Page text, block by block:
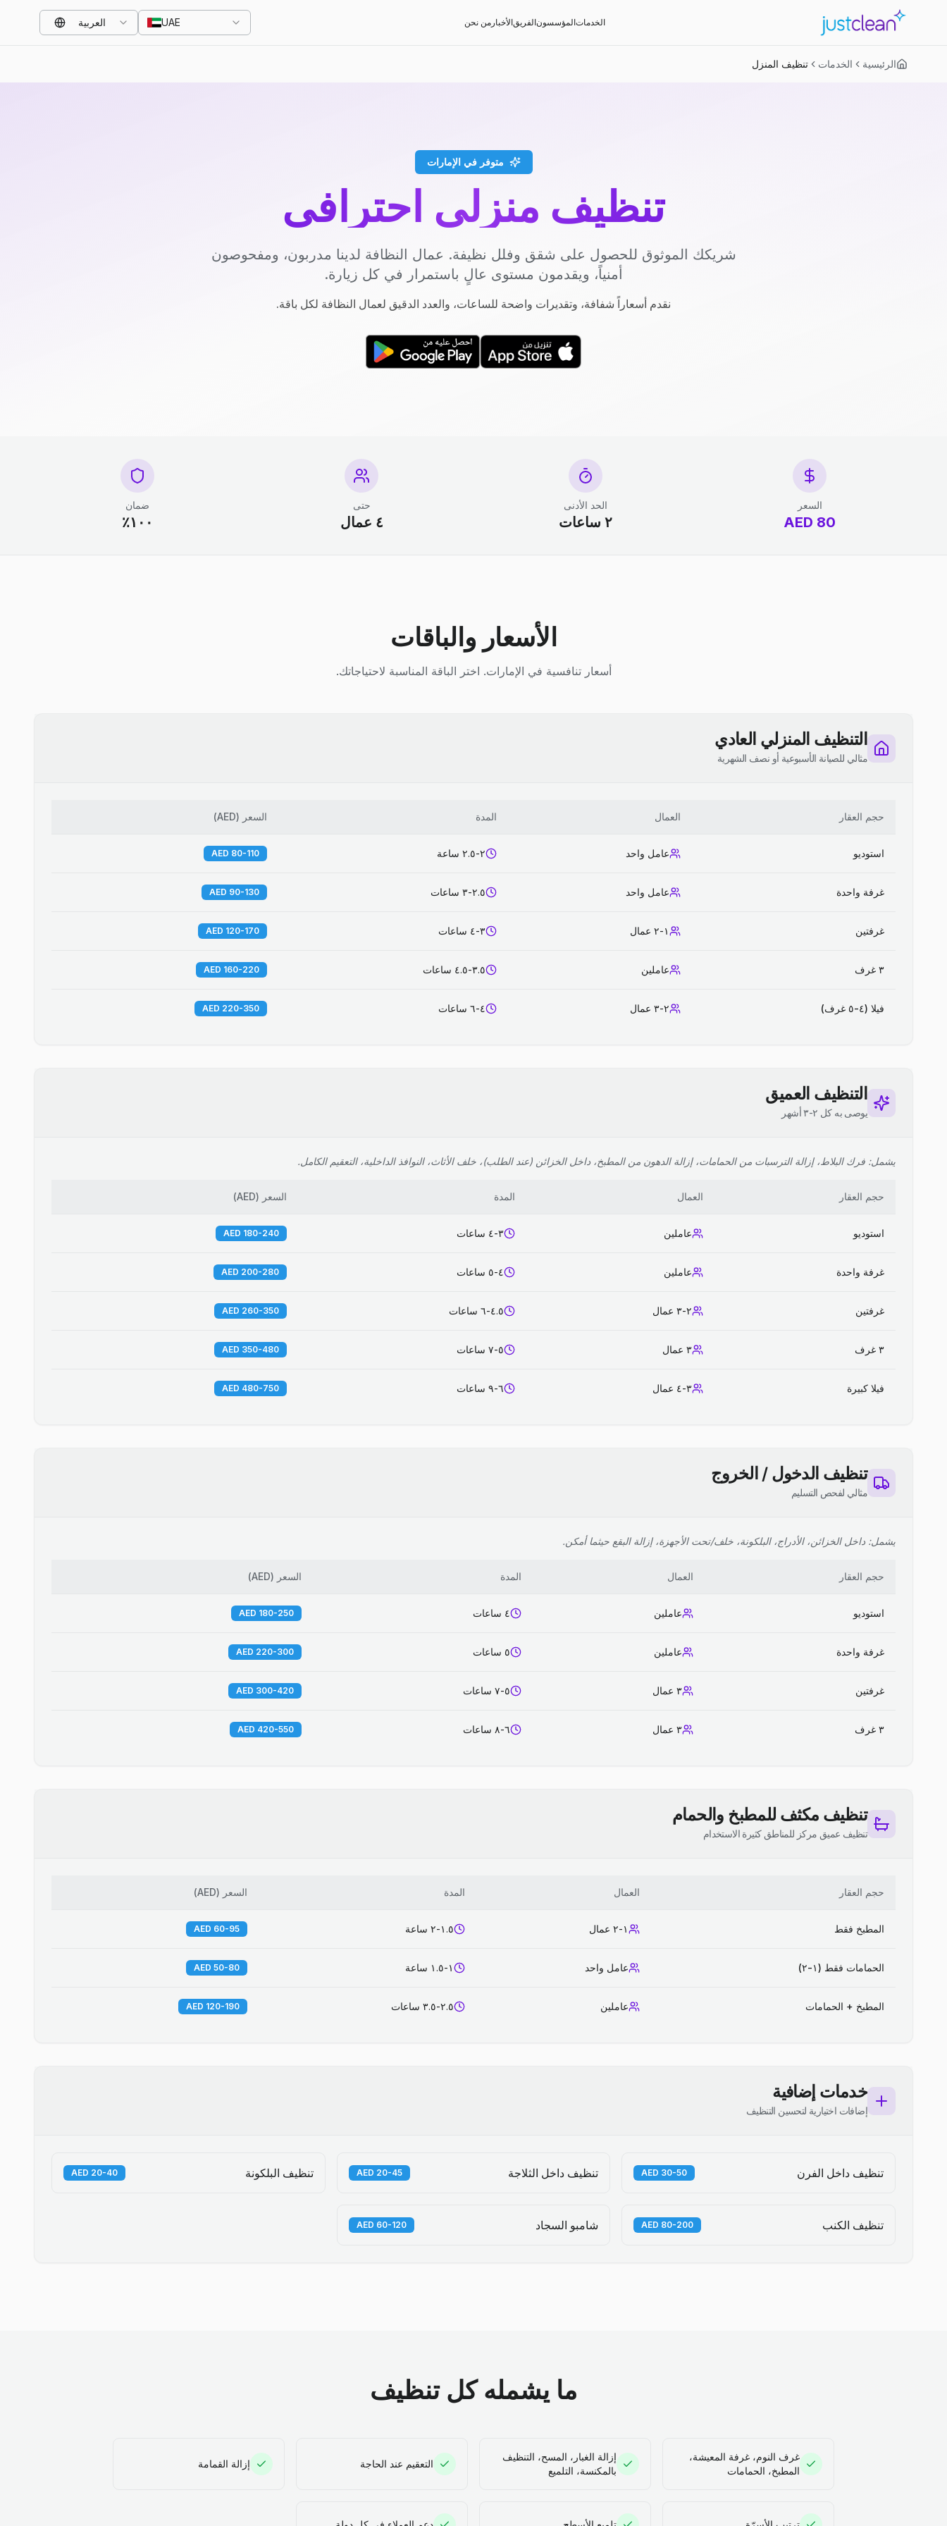
الخدماتالمؤسسونالفريقالأخبار من نحن UAE العربية
الرئيسية الخدمات تنظيف المنزل
متوفر في الإمارات
تنظيف منزلي احترافي
شريكك الموثوق للحصول على شقق وفلل نظيفة. عمال النظافة لدينا مدربون، ومفحوصون
أمنياً، ويقدمون مستوى عالٍ باستمرار في كل زيارة.
نقدم أسعاراً شفافة، وتقديرات واضحة للساعات، والعدد الدقيق لعمال النظافة لكل باقة.
السعر
80 AED
الحد الأدنى
٢ ساعات
حتى
٤ عمال
ضمان
١٠٠٪
الأسعار والباقات
أسعار تنافسية في الإمارات. اختر الباقة المناسبة لاحتياجاتك.
التنظيف المنزلي العادي
مثالي للصيانة الأسبوعية أو نصف الشهرية
حجم العقار العمال المدة السعر (
AED
)
استوديو عامل واحد ٢-٢.٥ ساعة 80-110 AED
غرفة واحدة عامل واحد ٢.٥-٣ ساعات 90-130 AED
غرفتين ١-٢ عمال ٣-٤ ساعات 120-170 AED
٣ غرف عاملين ٣.٥-٤.٥ ساعات 160-220 AED
فيلا (٤-٥ غرف) ٢-٣ عمال ٤-٦ ساعات 220-350 AED
التنظيف العميق
يوصى به كل ٢-٣ أشهر
يشمل: فرك البلاط، إزالة الترسبات من الحمامات، إزالة الدهون من المطبخ، داخل الخزائن (عند الطلب)، خلف الأثاث، النوافذ الداخلية، التعقيم الكامل.
حجم العقار العمال المدة السعر (
AED
)
استوديو عاملين ٣-٤ ساعات 180-240 AED
غرفة واحدة عاملين ٤-٥ ساعات 200-280 AED
غرفتين ٢-٣ عمال ٤.٥-٦ ساعات 260-350 AED
٣ غرف ٣ عمال ٥-٧ ساعات 350-480 AED
فيلا كبيرة ٣-٤ عمال ٦-٩ ساعات 480-750 AED
تنظيف الدخول / الخروج
مثالي لفحص التسليم
يشمل: داخل الخزائن، الأدراج، البلكونة، خلف/تحت الأجهزة، إزالة البقع حيثما أمكن.
حجم العقار العمال المدة السعر (
AED
)
استوديو عاملين ٤ ساعات 180-250 AED
غرفة واحدة عاملين ٥ ساعات 220-300 AED
غرفتين ٣ عمال ٥-٧ ساعات 300-420 AED
٣ غرف ٣ عمال ٦-٨ ساعات 420-550 AED
تنظيف مكثف للمطبخ والحمام
تنظيف عميق مركز للمناطق كثيرة الاستخدام
حجم العقار العمال المدة السعر (
AED
)
المطبخ فقط ١-٢ عمال ١.٥-٢ ساعة 60-95 AED
الحمامات فقط (١-٢) عامل واحد ١-١.٥ ساعة 50-80 AED
المطبخ + الحمامات عاملين ٢.٥-٣.٥ ساعات 120-190 AED
خدمات إضافية
إضافات اختيارية لتحسين التنظيف
تنظيف داخل الفرن 30-50 AED تنظيف داخل الثلاجة 20-45 AED تنظيف البلكونة 20-40 AED
تنظيف الكنب 80-200 AED شامبو السجاد 60-120 AED
ما يشمله كل تنظيف
غرف النوم، غرفة المعيشة،
المطبخ، الحمامات
إزالة الغبار، المسح، التنظيف
بالمكنسة، التلميع
التعقيم عند الحاجة إزالة القمامة